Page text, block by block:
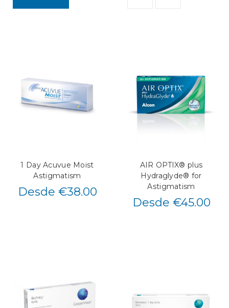
1 Day Acuvue Moist
Astigmatism
Desde €38.00
AIR OPTIX® plus
Hydraglyde® for
Astigmatism
Desde €45.00